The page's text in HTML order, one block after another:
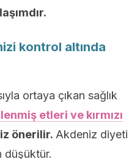
kontrol altında
ortaya çıkan sağlık
etleri ve kırmızı
önerilir. Akdeniz diyeti
düşüktür.